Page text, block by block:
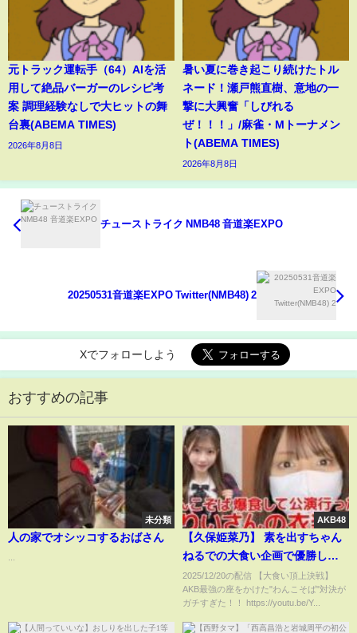
元トラック運転手（64）AIを活
用して絶品バーガーのレシピ考
案 調理経験なしで大ヒットの舞
台裏(ABEMA TIMES)
2026年8月8日
暑い夏に巻き起こり続けたトル
ネード！瀬戸熊直樹、意地の一
撃に大興奮「しびれる
ぜ！！！」/麻雀・Mトーナメン
ト(ABEMA TIMES)
2026年8月8日
チューストライク NMB48 音道楽EXPO
20250531音道楽EXPO Twitter(NMB48) 2
Xでフォローしよう
おすすめの記事
未分類
人の家でオシッコするおばさん
AKB48
【久保姫菜乃】 素を出すちゃん
ねるでの大食い企画で優勝した
件/ 衣装が入らない事件勃発！？
【AKB48】
2025/12/20の配信 【大食い頂上決戦】
AKB最強の座をかけた"わんこそば"対決が
ガチすぎた！！ https://youtu.be/Y...